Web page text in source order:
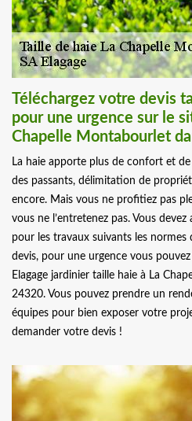
Téléchargez votre devis
pour une urgence sur le
Chapelle Montabourlet
La haie apporte plus de confort et de
des passants, délimitation de
encore. Mais vous ne profitiez pas
vous ne l’entretenez pas. Vous
pour les travaux suivants les normes
devis, pour une urgence vous
Elagage jardinier taille haie à La
24320. Vous pouvez prendre un
équipes pour bien exposer votre
demander votre devis !